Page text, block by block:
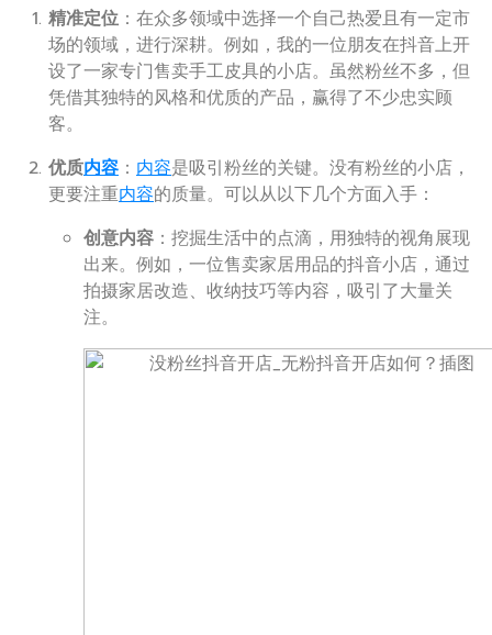
精准定位 ：在众多领域中选择一个自己热爱且有一定市
场的领域，进行深耕。例如，我的一位朋友在抖音上开
设了一家专门售卖手工皮具的小店。虽然粉丝不多，但
凭借其独特的风格和优质的产品，赢得了不少忠实顾
客。
优质内容 ： 内容是吸引粉丝的关键。没有粉丝的小店，
更要注重内容的质量。可以从以下几个方面入手：
创意内容 ：挖掘生活中的点滴，用独特的视角展现
出来。例如，一位售卖家居用品的抖音小店，通过
拍摄家居改造、收纳技巧等内容，吸引了大量关
注。